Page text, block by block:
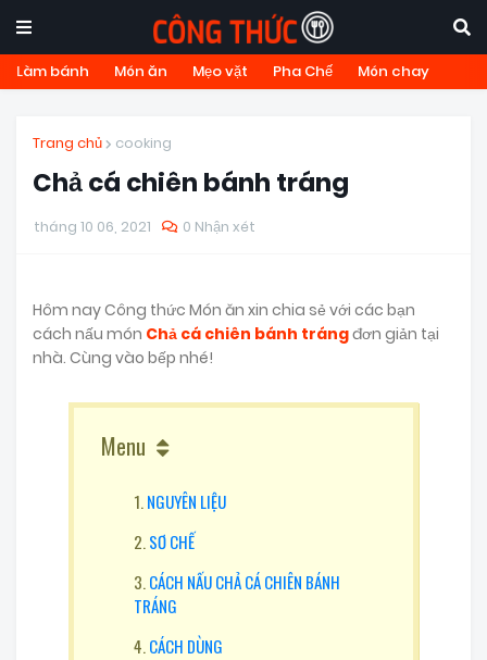
Làm bánh Món ăn Mẹo vặt Pha Chế Món chay
Trang chủ cooking
Chả cá chiên bánh tráng
tháng 10 06, 2021 0 Nhận xét
Hôm nay Công thức Món ăn xin chia sẻ với các bạn
cách nấu món Chả cá chiên bánh trángđơn giản tại
nhà. Cùng vào bếp nhé!
Menu
NGUYÊN LIỆU
SƠ CHẾ
CÁCH NẤU CHẢ CÁ CHIÊN BÁNH
TRÁNG
CÁCH DÙNG